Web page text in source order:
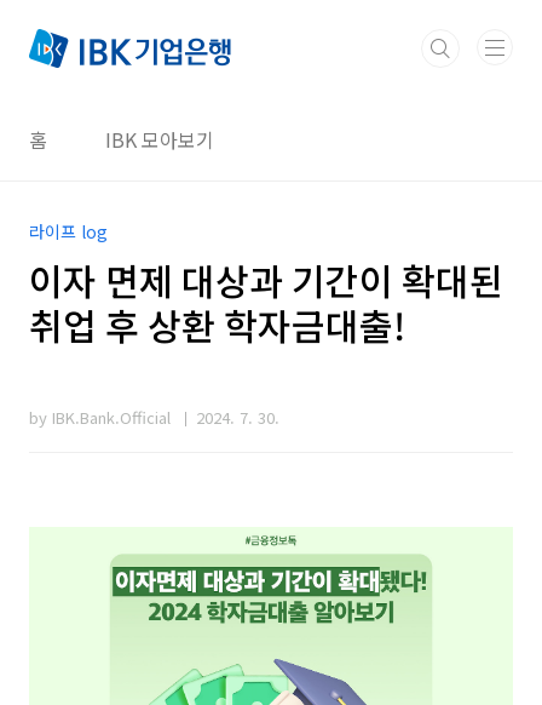
홈 IBK 모아보기
라이프 log
이자 면제 대상과 기간이 확대된
취업 후 상환 학자금대출!
by IBK.Bank.Official 2024. 7. 30.